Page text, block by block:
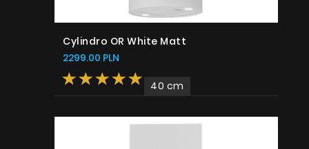
Cylindro OR White Matt
2299.00 PLN
40 cm